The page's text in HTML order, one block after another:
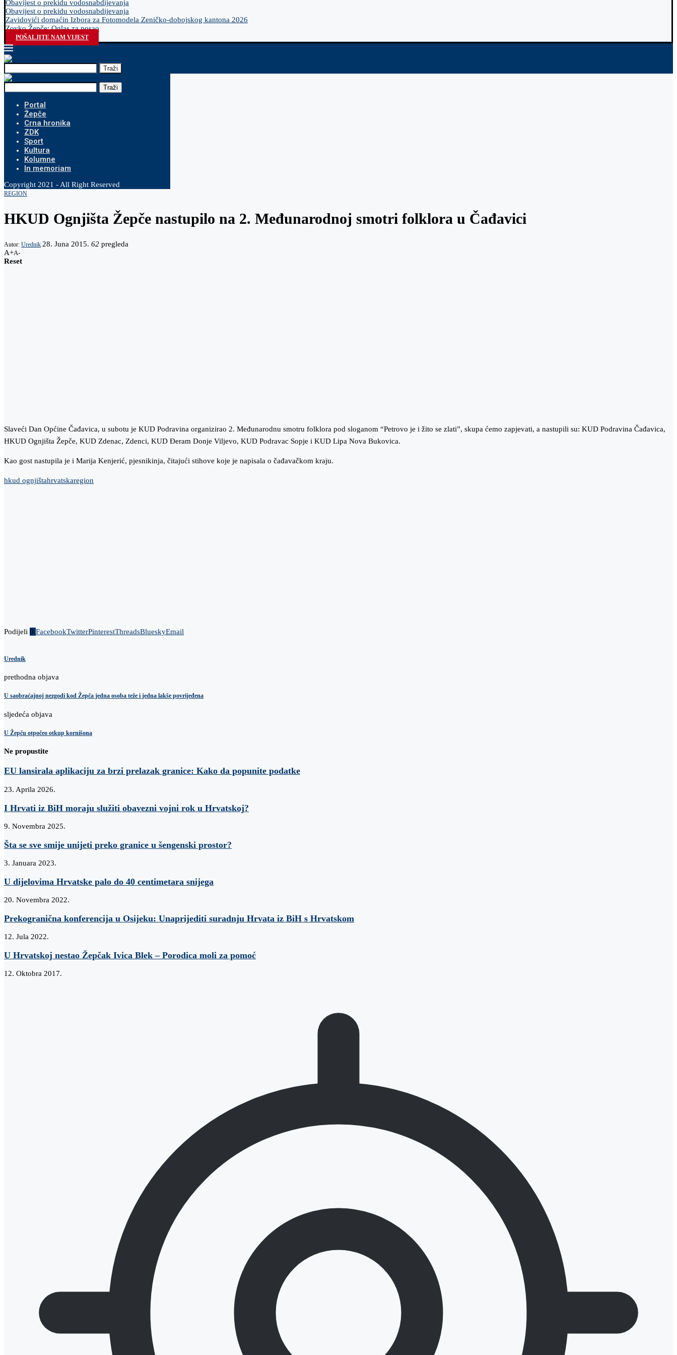
Obavijest o prekidu vodosnabdijevanja
Obavijest o prekidu vodosnabdijevanja
Zavidovići domaćin Izbora za Fotomodela Zeničko-dobojskog kantona 2026
Zovko Žepče: Oglas za posao
POŠALJITE NAM VIJEST
Traži
Traži
Portal
Žepče
Crna hronika
ZDK
Sport
Kultura
Kolumne
In memoriam
Copyright 2021 - All Right Reserved
REGION
HKUD Ognjišta Žepče nastupilo na 2. Međunarodnoj smotri folklora u Čađavici
Autor: Urednik 28. Juna 2015. 62 pregleda
A+A-
Reset
Slaveći Dan Općine Čađavica, u subotu je KUD Podravina organizirao 2. Međunarodnu smotru folklora pod sloganom “Petrovo je i žito se zlati”, skupa ćemo zapjevati, a nastupili su: KUD Podravina Čađavica,
HKUD Ognjišta Žepče, KUD Zdenac, Zdenci, KUD Đeram Donje Viljevo, KUD Podravac Sopje i KUD Lipa Nova Bukovica.
Kao gost nastupila je i Marija Kenjerić, pjesnikinja, čitajući stihove koje je napisala o čađavačkom kraju.
hkud ognjištahrvatskaregion
Podijeli 0 FacebookTwitterPinterestThreadsBlueskyEmail
Urednik
prethodna objava
U saobraćajnoj nezgodi kod Žepča jedna osoba teže i jedna lakše povrijeđena
sljedeća objava
U Žepču otpočeo otkup kornišona
Ne propustite
EU lansirala aplikaciju za brzi prelazak granice: Kako da popunite podatke
23. Aprila 2026.
I Hrvati iz BiH moraju služiti obavezni vojni rok u Hrvatskoj?
9. Novembra 2025.
Šta se sve smije unijeti preko granice u šengenski prostor?
3. Januara 2023.
U dijelovima Hrvatske palo do 40 centimetara snijega
20. Novembra 2022.
Prekogranična konferencija u Osijeku: Unaprijediti suradnju Hrvata iz BiH s Hrvatskom
12. Jula 2022.
U Hrvatskoj nestao Žepčak Ivica Blek – Porodica moli za pomoć
12. Oktobra 2017.